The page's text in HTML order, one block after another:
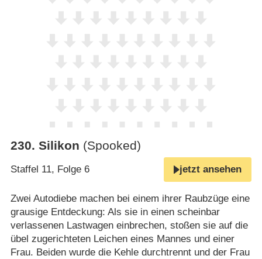
230. Silikon (Spooked)
Staffel 11, Folge 6 jetzt ansehen
Zwei Autodiebe machen bei einem ihrer Raubzüge eine
grausige Entdeckung: Als sie in einen scheinbar
verlassenen Lastwagen einbrechen, stoßen sie auf die
übel zugerichteten Leichen eines Mannes und einer
Frau. Beiden wurde die Kehle durchtrennt und der Frau